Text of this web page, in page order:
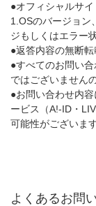
●オフィシャルサ
1.OSのバージョン
ジもしくはエラー
●返答内容の無断
●すべてのお問い
ではございません
●お問い合わせ内
ービス（A!-ID・
可能性がございます
よくあるお問